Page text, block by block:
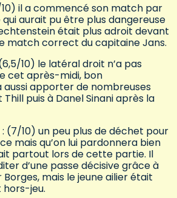
il a commencé son match par
aurait pu être plus dangereuse
était plus adroit devant
match correct du capitaine Jans.
10) le latéral droit n’a pas
cet après-midi, bon
aussi apporter de nombreuses
puis à Danel Sinani après la
: (7/10) un peu plus de déchet pour
mais qu’on lui pardonnera bien
partout lors de cette partie. Il
d’une passe décisive grâce à
mais le jeune ailier était
jeu.